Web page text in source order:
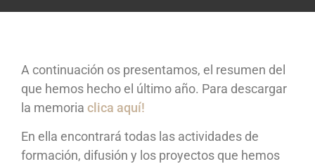
A continuación os presentamos, el resumen del
que hemos hecho el último año. Para descargar
la memoria clica aquí!
En ella encontrará todas las actividades de
formación, difusión y los proyectos que hemos